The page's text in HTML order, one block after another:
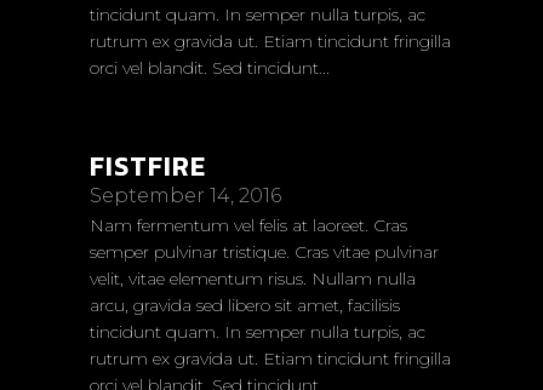
tincidunt quam. In semper nulla turpis, ac
rutrum ex gravida ut. Etiam tincidunt fringilla
orci vel blandit. Sed tincidunt...
FISTFIRE
September 14, 2016
Nam fermentum vel felis at laoreet. Cras
semper pulvinar tristique. Cras vitae pulvinar
velit, vitae elementum risus. Nullam nulla
arcu, gravida sed libero sit amet, facilisis
tincidunt quam. In semper nulla turpis, ac
rutrum ex gravida ut. Etiam tincidunt fringilla
orci vel blandit. Sed tincidunt...